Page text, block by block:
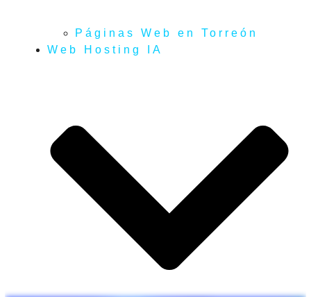
Páginas Web en Torreón
Web Hosting IA